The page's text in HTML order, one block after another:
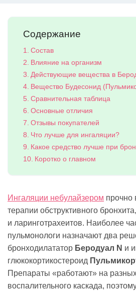
Содержание
Состав
Влияние на организм
Действующие вещества в
Вещество Будесонид
Сравнительная таблица
Основные отличия
Отзывы покупателей
Что лучше для ингаляции?
Какое средство лучше при
Коротко о главном
Ингаляции небулайзером прочно
терапии обструктивного
и ларинготрахеитов. Наиболее
пульмонологи назначают два
бронходилататор Беродуал N и
глюкокортикостероид
Препараты «работают» на
воспалительного каскада,